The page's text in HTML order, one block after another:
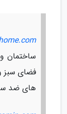
ساختمان
فضای سبز
های ضد